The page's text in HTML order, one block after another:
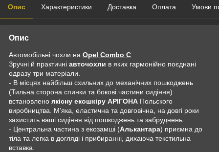
Опис Характеристики Доставка Оплата Умови
Опис
Автомобільні чохли на Opel Combo C
Зручні й практичні авточохли в яких гармонійно поєднані
одразу три матеріали.
- В місцях найбільш схильних до механічних пошкоджень
(Тильна сторона спинки та бокові частини сидіння)
встановлено якісну екошкіру АРІГОНА Польского
виробництва. Мʼяка, еластична та довговічна, на довгі роки
захистить ваші сидіння від пошкоджень та забруднень.
- Центральна частина з екозамші (Алькантара) приємна до
тіла та легка в догляді і прибиранні, дихаюча текстильна
вставка.